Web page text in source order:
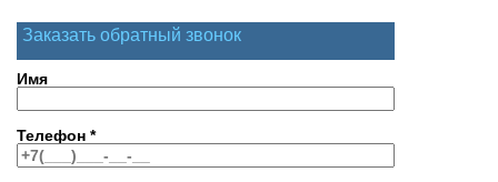
Заказать обратный звонок
Имя
Телефон *